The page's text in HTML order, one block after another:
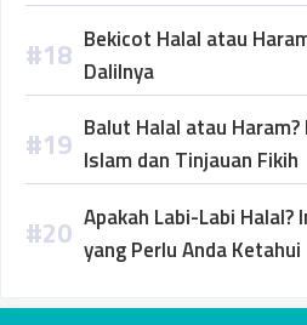
Bekicot Halal atau
Dalilnya
Balut Halal atau
Islam dan Tinjauan Fikih
Apakah Labi-Labi Halal?
yang Perlu Anda Ketahui